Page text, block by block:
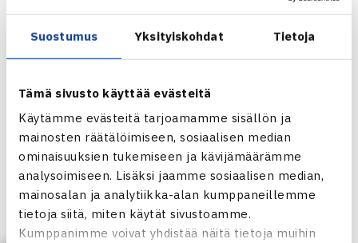
Suostumus Yksityiskohdat Tietoja
Tämä sivusto käyttää evästeitä
Käytämme evästeitä tarjoamamme sisällön ja
mainosten räätälöimiseen, sosiaalisen median
ominaisuuksien tukemiseen ja kävijämäärämme
analysoimiseen. Lisäksi jaamme sosiaalisen median,
mainosalan ja analytiikka-alan kumppaneillemme
tietoja siitä, miten käytät sivustoamme.
Kumppanimme voivat yhdistää näitä tietoja muihin
Jaa: